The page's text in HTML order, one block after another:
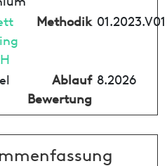
Methodik 01.2023.V01
Ablauf
Bewertung
8.2026